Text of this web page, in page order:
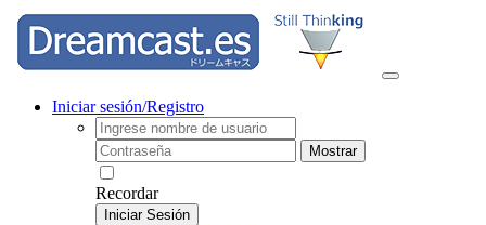
Iniciar sesión/Registro
Mostrar
Recordar
Iniciar Sesión